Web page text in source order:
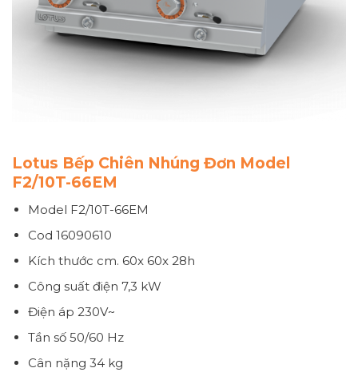
Lotus Bếp Chiên Nhúng Đơn Model
F2/10T-66EM
Model F2/10T-66EM
Cod 16090610
Kích thước cm. 60x 60x 28h
Công suất điện 7,3 kW
Điện áp 230V~
Tần số50/60 Hz
Cân nặng 34 kg